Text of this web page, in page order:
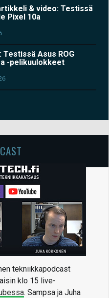
& video: Testissä
Pixel 10a
Testissä Asus ROG
-pelikuulokkeet
tekniikkapodcast
klo 15 live-
. Sampsa ja Juha